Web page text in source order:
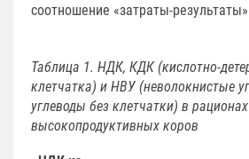
соотношение «затраты-
Таблица 1. НДК, КДК (кислотно-
клетчатка) и НВУ (неволокнистые
углеводы без клетчатки) в рационах
высокопродуктивных коров